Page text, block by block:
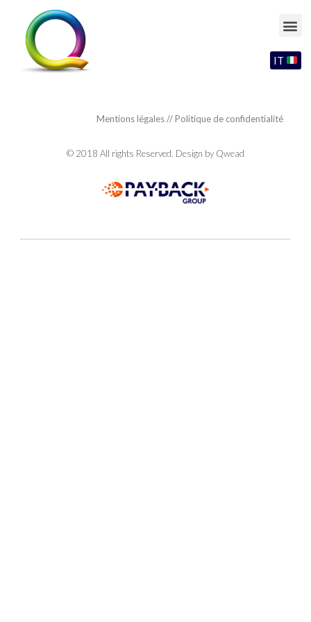
IT
Mentions légales//Politique de confidentialité
© 2018 All rights Reserved. Design by Qwead